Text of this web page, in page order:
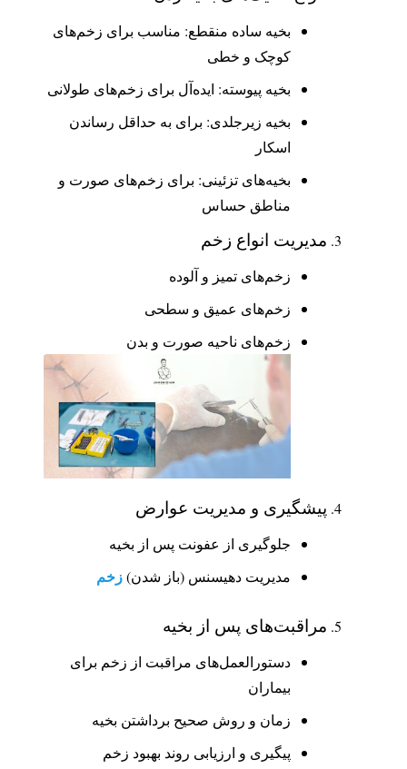
بخیه ساده منقطع: مناسب برای زخم‌های
کوچک و خطی
بخیه پیوسته: ایده‌آل برای زخم‌های طولانی
بخیه زیرجلدی: برای به حداقل رساندن
اسکار
بخیه‌های تزئینی: برای زخم‌های صورت و
مناطق حساس
مدیریت انواع زخم
زخم‌های تمیز و آلوده
زخم‌های عمیق و سطحی
زخم‌های ناحیه صورت و بدن
پیشگیری و مدیریت عوارض
جلوگیری از عفونت پس از بخیه
مدیریت دهیسنس (باز شدن)زخم
مراقبت‌های پس از بخیه
دستورالعمل‌های مراقبت از زخم برای
بیماران
زمان و روش صحیح برداشتن بخیه
پیگیری و ارزیابی روند بهبود زخم